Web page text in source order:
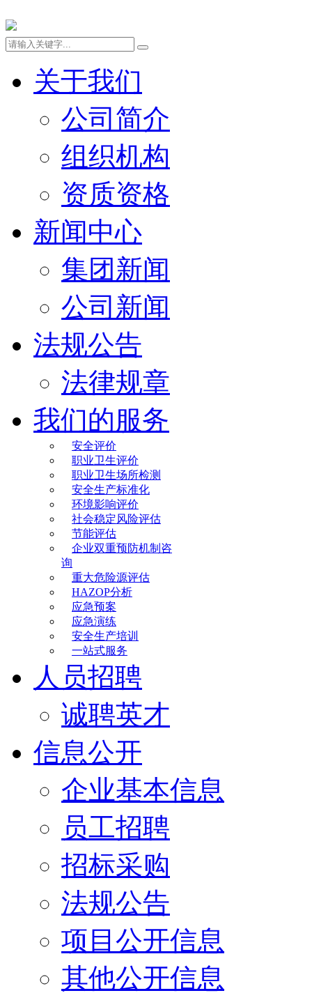
关于我们
公司简介
组织机构
资质资格
新闻中心
集团新闻
公司新闻
法规公告
法律规章
我们的服务
安全评价
职业卫生评价
职业卫生场所检测
安全生产标准化
环境影响评价
社会稳定风险评估
节能评估
企业双重预防机制咨
询
重大危险源评估
HAZOP分析
应急预案
应急演练
安全生产培训
一站式服务
人员招聘
诚聘英才
信息公开
企业基本信息
员工招聘
招标采购
法规公告
项目公开信息
其他公开信息